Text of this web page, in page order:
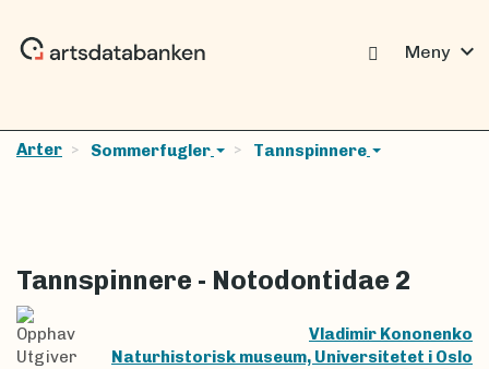
Meny expand_more
Arter Sommerfugler Tannspinnere
Tannspinnere - Notodontidae 2
Opphav
Vladimir Kononenko
Utgiver
Naturhistorisk museum, Universitetet i Oslo